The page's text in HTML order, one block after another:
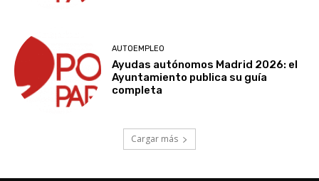
AUTOEMPLEO
Ayudas autónomos Madrid 2026: el
Ayuntamiento publica su guía
completa
Cargar más